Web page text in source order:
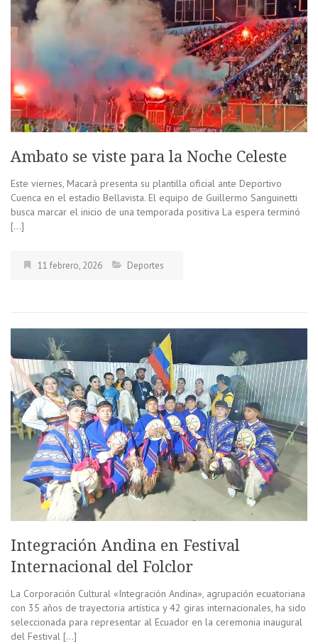
Ambato se viste para la Noche Celeste
Este viernes, Macará presenta su plantilla oficial ante Deportivo
Cuenca en el estadio Bellavista. El equipo de Guillermo Sanguinetti
busca marcar el inicio de una temporada positiva La espera terminó
[…]
11 febrero, 2026 Deportes
Integración Andina en Festival
Internacional del Folclor
La Corporación Cultural «Integración Andina», agrupación ecuatoriana
con 35 años de trayectoria artística y 42 giras internacionales, ha sido
seleccionada para representar al Ecuador en la ceremonia inaugural
del Festival […]